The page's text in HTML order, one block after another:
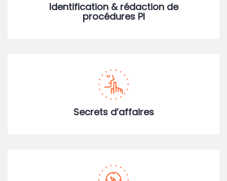
Identification & rédaction de
procédures PI
Secrets d’affaires